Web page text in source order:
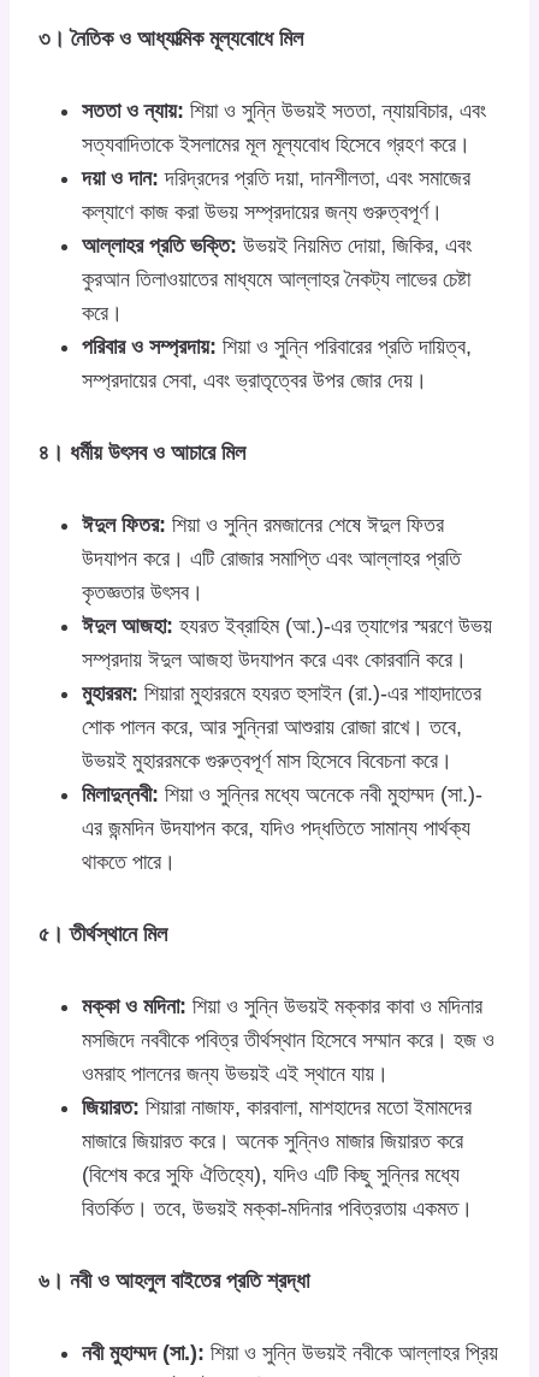
৩। নৈতিক ও আধ্যাত্মিক মূল্যবোধে মিল
সততা ও ন্যায়: শিয়া ও সুন্নি উভয়ই সততা, ন্যায়বিচার, এবং
সত্যবাদিতাকে ইসলামের মূল মূল্যবোধ হিসেবে গ্রহণ করে।
দয়া ও দান: দরিদ্রদের প্রতি দয়া, দানশীলতা, এবং সমাজের
কল্যাণে কাজ করা উভয় সম্প্রদায়ের জন্য গুরুত্বপূর্ণ।
আল্লাহর প্রতি ভক্তি: উভয়ই নিয়মিত দোয়া, জিকির, এবং
কুরআন তিলাওয়াতের মাধ্যমে আল্লাহর নৈকট্য লাভের চেষ্টা
করে।
পরিবার ও সম্প্রদায়: শিয়া ও সুন্নি পরিবারের প্রতি দায়িত্ব,
সম্প্রদায়ের সেবা, এবং ভ্রাতৃত্বের উপর জোর দেয়।
৪। ধর্মীয় উৎসব ও আচারে মিল
ঈদুল ফিতর: শিয়া ও সুন্নি রমজানের শেষে ঈদুল ফিতর
উদযাপন করে। এটি রোজার সমাপ্তি এবং আল্লাহর প্রতি
কৃতজ্ঞতার উৎসব।
ঈদুল আজহা: হযরত ইব্রাহিম (আ.)-এর ত্যাগের স্মরণে উভয়
সম্প্রদায় ঈদুল আজহা উদযাপন করে এবং কোরবানি করে।
মুহাররম: শিয়ারা মুহাররমে হযরত হুসাইন (রা.)-এর শাহাদাতের
শোক পালন করে, আর সুন্নিরা আশুরায় রোজা রাখে। তবে,
উভয়ই মুহাররমকে গুরুত্বপূর্ণ মাস হিসেবে বিবেচনা করে।
মিলাদুন্নবী: শিয়া ও সুন্নির মধ্যে অনেকে নবী মুহাম্মদ (সা.)-
এর জন্মদিন উদযাপন করে, যদিও পদ্ধতিতে সামান্য পার্থক্য
থাকতে পারে।
৫। তীর্থস্থানে মিল
মক্কা ও মদিনা: শিয়া ও সুন্নি উভয়ই মক্কার কাবা ও মদিনার
মসজিদে নববীকে পবিত্র তীর্থস্থান হিসেবে সম্মান করে। হজ ও
ওমরাহ পালনের জন্য উভয়ই এই স্থানে যায়।
জিয়ারত: শিয়ারা নাজাফ, কারবালা, মাশহাদের মতো ইমামদের
মাজারে জিয়ারত করে। অনেক সুন্নিও মাজার জিয়ারত করে
(বিশেষ করে সুফি ঐতিহ্যে), যদিও এটি কিছু সুন্নির মধ্যে
বিতর্কিত। তবে, উভয়ই মক্কা-মদিনার পবিত্রতায় একমত।
৬। নবী ও আহলুল বাইতের প্রতি শ্রদ্ধা
নবী মুহাম্মদ (সা.): শিয়া ও সুন্নি উভয়ই নবীকে আল্লাহর প্রিয়